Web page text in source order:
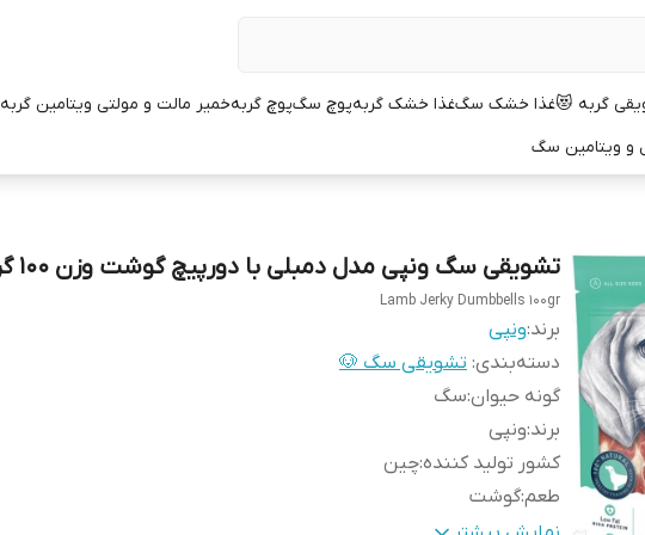
گربه 😻غذا خشک سگغذا خشک گربهپوچ سگپوچ گربهخمیر مالت و مولتی ویتامین گربه
و ویتامین سگ
تشویقی سگ ونپی مدل دمبلی با دورپیچ گوشت وزن 100 گرم
Lamb Jerky Dumbbells 100gr
برند:ونپی
دسته‌بندی: تشویقی سگ 🐶
گونه حیوان:سگ
برند:ونپی
کشور تولید کننده:چین
طعم:گوشت
وزن:100 گرم